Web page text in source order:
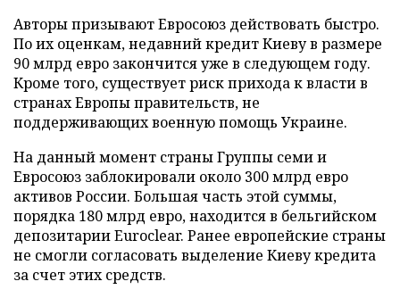
Авторы призывают Евросоюз действовать быстро.
По их оценкам, недавний кредит Киеву в размере
90 млрд евро закончится уже в следующем году.
Кроме того, существует риск прихода к власти в
странах Европы правительств, не
поддерживающих военную помощь Украине.
На данный момент страны Группы семи и
Евросоюз заблокировали около 300 млрд евро
активов России. Большая часть этой суммы,
порядка 180 млрд евро, находится в бельгийском
депозитарии Euroclear. Ранее европейские страны
не смогли согласовать выделение Киеву кредита
за счет этих средств.